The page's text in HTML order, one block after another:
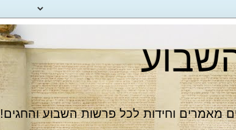
מאמרים וחידות לכל פרשות השבוע והחגים!